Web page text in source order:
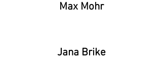
Max Mohr
Jana Brike